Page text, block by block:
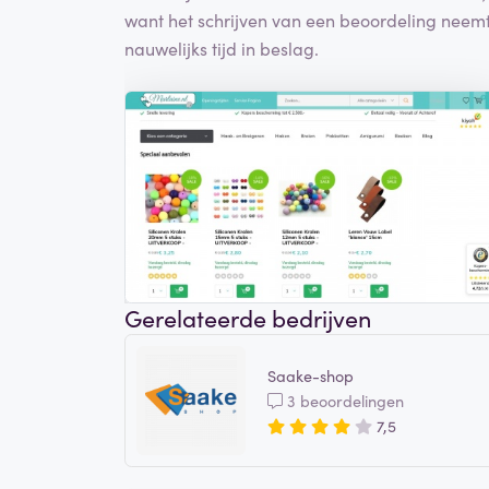
want het schrijven van een beoordeling
nauwelijks tijd in beslag.
Gerelateerde bedrijven
Saake-shop
3 beoordelingen
7,5